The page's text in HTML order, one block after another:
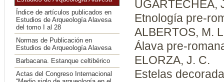
Índice de artículos publicados en
Estudios de Arqueología Alavesa
del tomo I al 28
Normas de Publicación en
Estudios de Arqueología Alavesa
Barbacana. Estanque celtibérico
Actas del Congreso Internacional
UGARTECHEA,
Etnología pre-
ALBERTOS, M.
Álava pre-
ELORZA, J. C.
Estelas